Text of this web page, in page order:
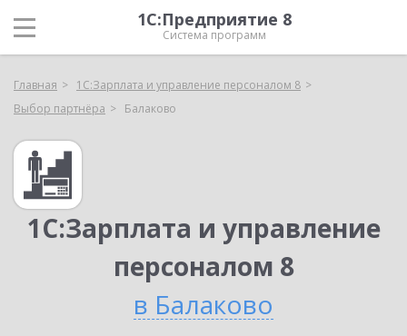
1С:Предприятие 8
Система программ
Главная
1С:Зарплата и управление персоналом 8
Выбор партнёра
Балаково
1С:Зарплата и управление
персоналом 8
в Балаково